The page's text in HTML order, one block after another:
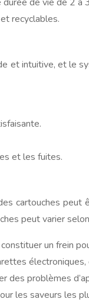
recyclables.
et intuitive, et le
et les fuites.
cartouches
peut varier
un frein
problèmes
les saveurs les